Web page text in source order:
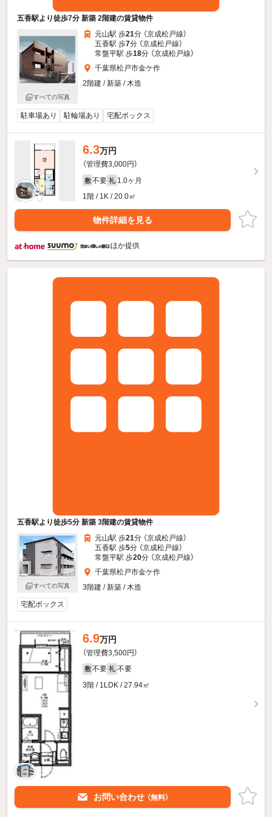
五香駅より徒歩7分 新築 2階建の賃貸物件
すべての写真
元山駅 歩21分 （京成松戸線）
五香駅 歩7分 （京成松戸線）
常盤平駅 歩18分 （京成松戸線）
千葉県松戸市金ケ作
2階建 / 新築 / 木造
駐車場あり 駐輪場あり 宅配ボックス
6.3万円
（管理費3,000円）
敷 不要 礼 1.0ヶ月
1階 / 1K / 20.0㎡
物件詳細を見る
ほか提供
五香駅より徒歩5分 新築 3階建の賃貸物件
すべての写真
元山駅 歩21分 （京成松戸線）
五香駅 歩5分 （京成松戸線）
常盤平駅 歩20分 （京成松戸線）
千葉県松戸市金ケ作
3階建 / 新築 / 木造
宅配ボックス
6.9万円
（管理費3,500円）
敷 不要 礼 不要
3階 / 1LDK / 27.94㎡
お問い合わせ （無料）